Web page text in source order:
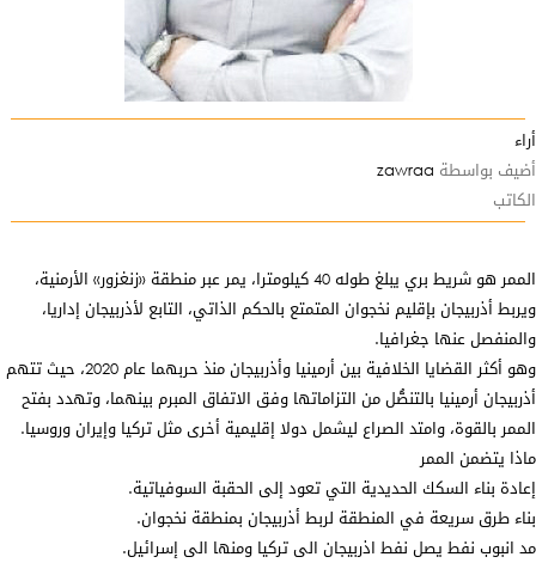
أراء
أضيف بواسطة
الكاتب
الممر هو شريط بري يبلغ طوله 40 كيلومترا، يمر عبر منطقة «زنغزور» الأرمنية،
ويربط أذربيجان بإقليم نخجوان المتمتع بالحكم الذاتي، التابع لأذربيجان إداريا،
والمنفصل عنها جغرافيا.
وهو أكثر القضايا الخلافية بين أرمينيا وأذربيجان منذ حربهما عام 2020، حيث تتهم
أذربيجان أرمينيا بالتنصُّل من التزاماتها وفق الاتفاق المبرم بينهما، وتهدد بفتح
الممر بالقوة، وامتد الصراع ليشمل دولا إقليمية أخرى مثل تركيا وإيران وروسيا.
ماذا يتضمن الممر
إعادة بناء السكك الحديدية التي تعود إلى الحقبة السوفياتية.
بناء طرق سريعة في المنطقة لربط أذربيجان بمنطقة نخجوان.
مد انبوب نفط يصل نفط اذربيجان الى تركيا ومنها الى إسرائيل.